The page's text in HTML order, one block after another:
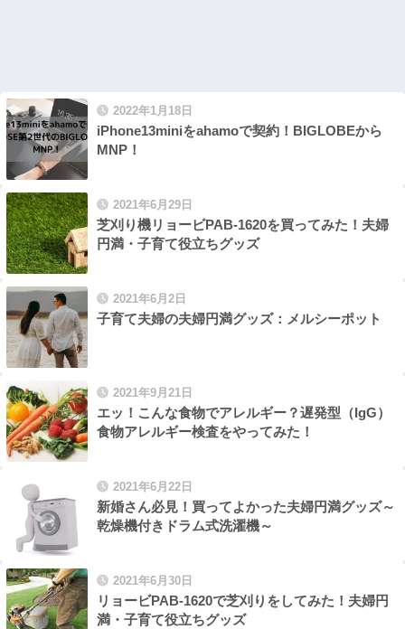
2022年1月18日
iPhone13miniをahamoで契約！BIGLOBEから
MNP！
2021年6月29日
芝刈り機リョービPAB-1620を買ってみた！夫婦
円満・子育て役立ちグッズ
2021年6月2日
子育て夫婦の夫婦円満グッズ：メルシーポット
2021年9月21日
エッ！こんな食物でアレルギー？遅発型（IgG）
食物アレルギー検査をやってみた！
2021年6月22日
新婚さん必見！買ってよかった夫婦円満グッズ～
乾燥機付きドラム式洗濯機～
2021年6月30日
リョービPAB-1620で芝刈りをしてみた！夫婦円
満・子育て役立ちグッズ